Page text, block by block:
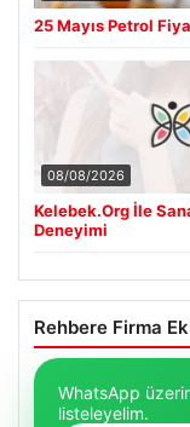
25 Mayıs Petrol
08/08/2026
Kelebek.Org İle
Deneyimi
Rehbere Firma
WhatsApp
listeleyelim.